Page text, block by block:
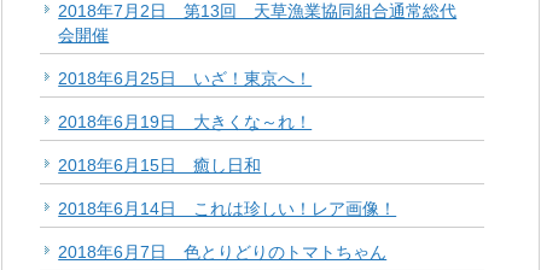
2018年7月2日 第13回 天草漁業協同組合通常総代
会開催
2018年6月25日 いざ！東京へ！
2018年6月19日 大きくな～れ！
2018年6月15日 癒し日和
2018年6月14日 これは珍しい！レア画像！
2018年6月7日 色とりどりのトマトちゃん